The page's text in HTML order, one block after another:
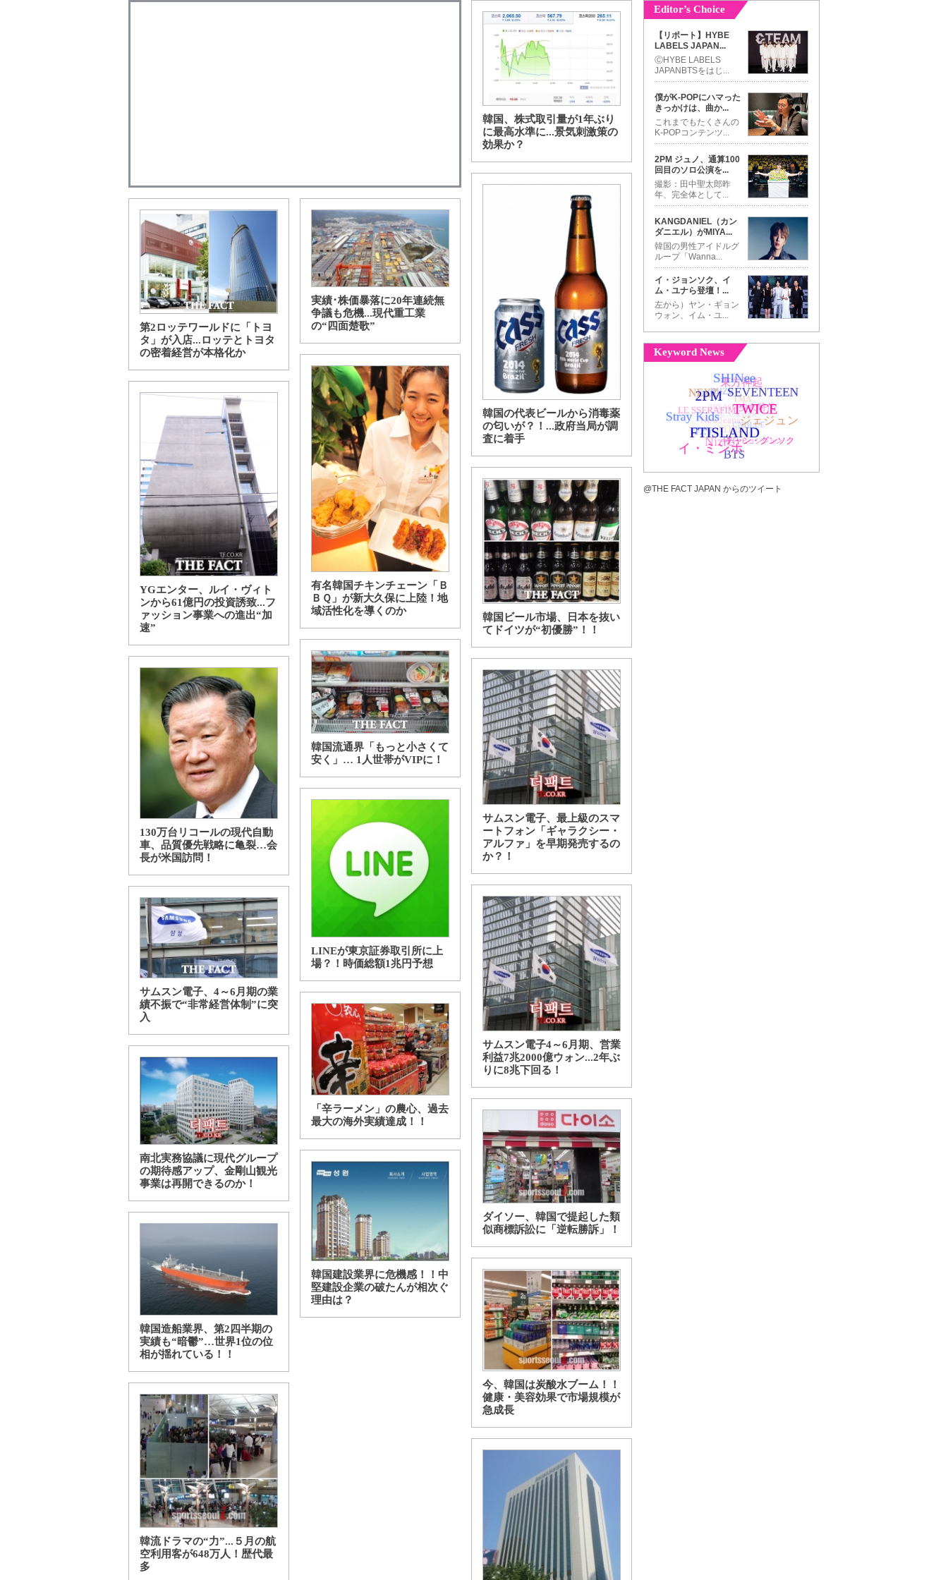
第2ロッテワールドに「トヨ
タ」が入店...ロッテとトヨタ
の密着経営が本格化か
YGエンター、ルイ・ヴィト
ンから61億円の投資誘致...フ
ァッション事業への進出“加
速”
130万台リコールの現代自動
車、品質優先戦略に亀裂…会
長が米国訪問！
サムスン電子、4～6月期の業
績不振で“非常経営体制”に突
入
南北実務協議に現代グループ
の期待感アップ、金剛山観光
事業は再開できるのか！
韓国造船業界、第2四半期の
実績も“暗鬱”…世界1位の位
相が揺れている！！
韓流ドラマの“力”...５月の航
空利用客が648万人！歴代最
多
実績･株価暴落に20年連続無
争議も危機...現代重工業
の“四面楚歌”
有名韓国チキンチェーン「Ｂ
ＢＱ」が新大久保に上陸！地
域活性化を導くのか
韓国流通界「もっと小さくて
安く」… 1人世帯がVIPに！
LINEが東京証券取引所に上
場？！時価総額1兆円予想
「辛ラーメン」の農心、過去
最大の海外実績達成！！
韓国建設業界に危機感！！中
堅建設企業の破たんが相次ぐ
理由は？
韓国、株式取引量が1年ぶり
に最高水準に...景気刺激策の
効果か？
韓国の代表ビールから消毒薬
の匂いが？！...政府当局が調
査に着手
韓国ビール市場、日本を抜い
てドイツが“初優勝”！！
サムスン電子、最上級のスマ
ートフォン「ギャラクシー・
アルファ」を早期発売するの
か？！
サムスン電子4～6月期、営業
利益7兆2000億ウォン...2年ぶ
りに8兆下回る！
ダイソー、韓国で提起した類
似商標訴訟に「逆転勝訴」！
今、韓国は炭酸水ブーム！！
健康・美容効果で市場規模が
急成長
Editor’s Choice
【リポート】HYBE
LABELS JAPAN...
ⒸHYBE LABELS
JAPANBTSをはじ ...
僕がK-POPにハマった
きっかけは、曲か...
これまでもたくさんの
K-POPコンテンツ...
2PM ジュノ、通算100
回目のソロ公演を...
撮影：田中聖太郎昨
年、完全体として...
KANGDANIEL（カン
ダニエル）がMIYA...
韓国の男性アイドルグ
ループ「Wanna...
イ・ジョンソク、イ
ム・ユナら登壇！ ...
左から）ヤン・ギョン
ウォン、イム・ユ...
Keyword News
@THE FACT JAPAN からのツイート